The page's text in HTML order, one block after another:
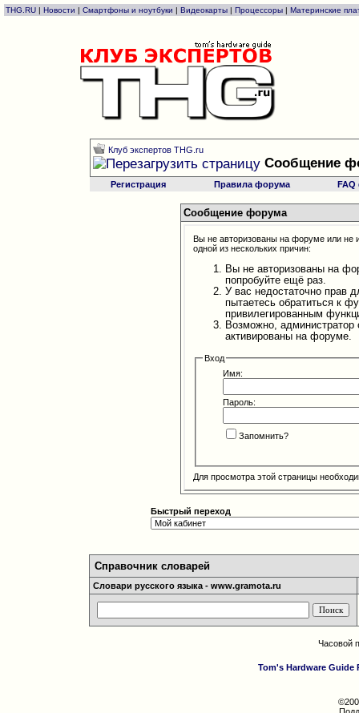
THG.RU | Новости | Смартфоны и ноутбуки | Видеокарты | Процессоры | Материнские
Клуб экспертов THG.ru
Сообщение
Регистрация Правила форума
Сообщение форума
Вы не авторизованы на форуме или не
одной из нескольких причин:
Вы не авторизованы на
попробуйте ещё раз.
У вас недостаточно прав
пытаетесь обратиться к
привилегированным
Возможно,
активированы на форуме.
Вход
Имя:
Пароль:
Запомнить?
Для просмотра этой страницы
Быстрый переход
Справочник словарей
Словари русского языка - www.gramota.ru
Часовой
Tom's Hardware Guide